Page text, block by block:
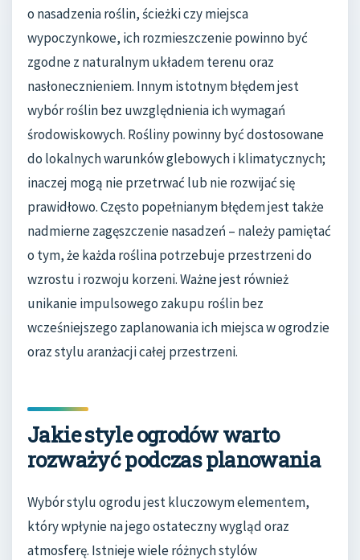
o nasadzenia roślin, ścieżki czy miejsca
wypoczynkowe, ich rozmieszczenie powinno być
zgodne z naturalnym układem terenu oraz
nasłonecznieniem. Innym istotnym błędem jest
wybór roślin bez uwzględnienia ich wymagań
środowiskowych. Rośliny powinny być dostosowane
do lokalnych warunków glebowych i klimatycznych;
inaczej mogą nie przetrwać lub nie rozwijać się
prawidłowo. Często popełnianym błędem jest także
nadmierne zagęszczenie nasadzeń – należy pamiętać
o tym, że każda roślina potrzebuje przestrzeni do
wzrostu i rozwoju korzeni. Ważne jest również
unikanie impulsowego zakupu roślin bez
wcześniejszego zaplanowania ich miejsca w ogrodzie
oraz stylu aranżacji całej przestrzeni.
Jakie style ogrodów warto
rozważyć podczas planowania
Wybór stylu ogrodu jest kluczowym elementem,
który wpłynie na jego ostateczny wygląd oraz
atmosferę. Istnieje wiele różnych stylów